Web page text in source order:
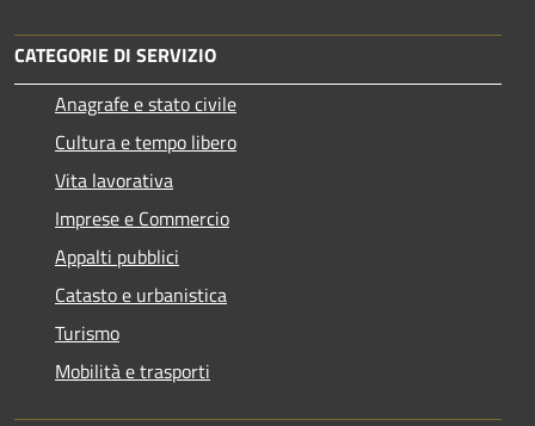
CATEGORIE DI SERVIZIO
Anagrafe e stato civile
Cultura e tempo libero
Vita lavorativa
Imprese e Commercio
Appalti pubblici
Catasto e urbanistica
Turismo
Mobilità e trasporti